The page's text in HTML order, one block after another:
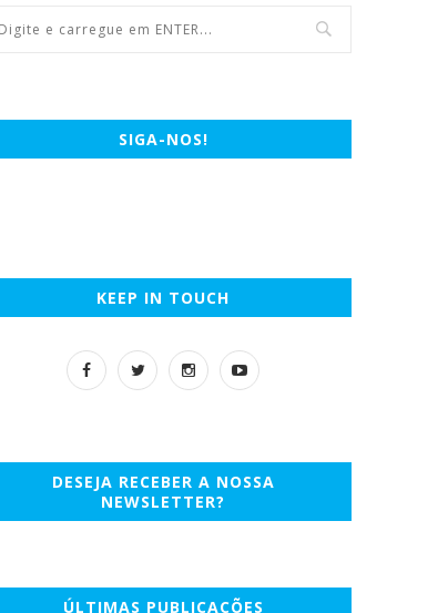
SIGA-NOS!
KEEP IN TOUCH
DESEJA RECEBER A NOSSA
NEWSLETTER?
ÚLTIMAS PUBLICAÇÕES